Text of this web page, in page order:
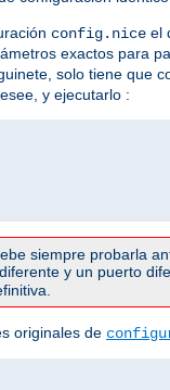
config.nice el
exactos para
solo tiene que
y ejecutarlo :
siempre probarla
diferente y un puerto
originales de